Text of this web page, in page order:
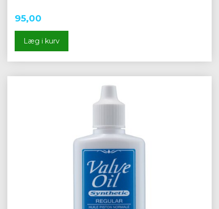
95,00
Læg i kurv